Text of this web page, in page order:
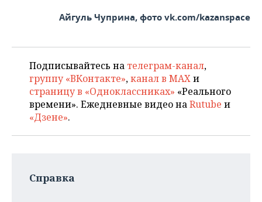
Айгуль Чуприна, фото vk.com/kazanspace
Подписывайтесь на телеграм-канал,
группу «ВКонтакте»,канал в MAXи
страницу в «Одноклассниках» «Реального
времени». Ежедневные видео наRutube и
«Дзене».
Справка